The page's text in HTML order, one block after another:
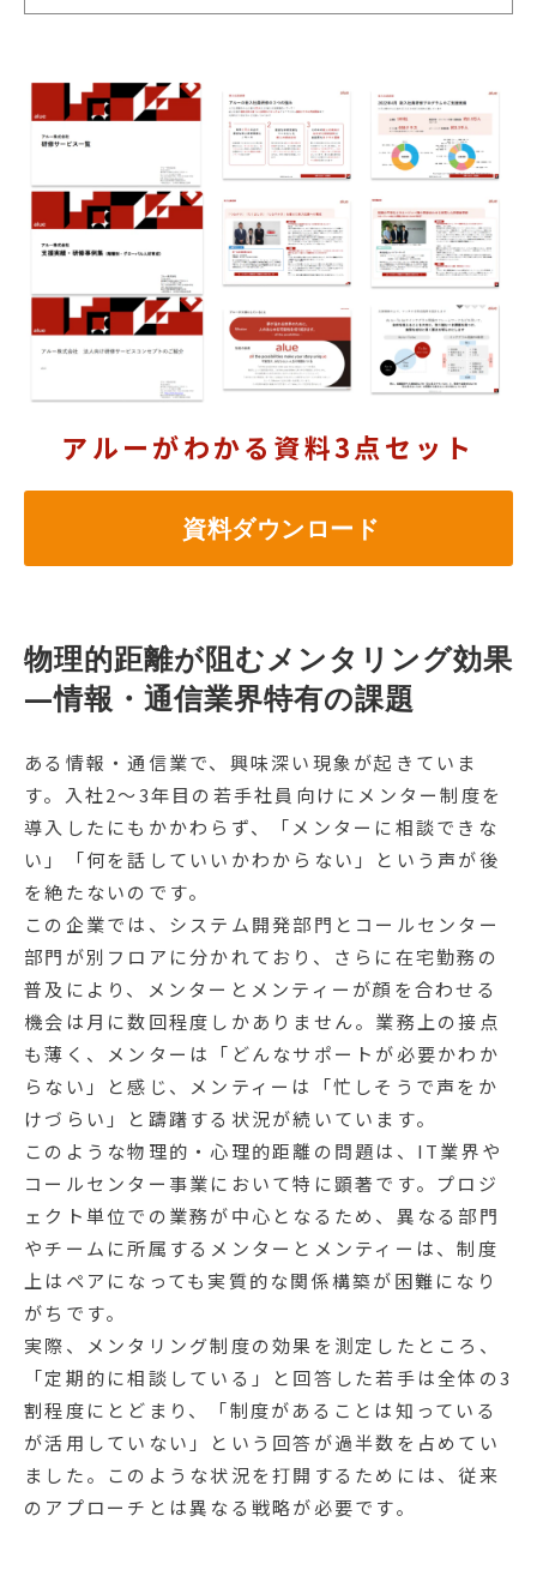
アルーがわかる資料3点セット
資料ダウンロード
物理的距離が阻むメンタリング効果
—情報・通信業界特有の課題
ある情報・通信業で、興味深い現象が起きていま
す。入社2〜3年目の若手社員向けにメンター制度を
導入したにもかかわらず、「メンターに相談できな
い」「何を話していいかわからない」という声が後
を絶たないのです。
この企業では、システム開発部門とコールセンター
部門が別フロアに分かれており、さらに在宅勤務の
普及により、メンターとメンティーが顔を合わせる
機会は月に数回程度しかありません。業務上の接点
も薄く、メンターは「どんなサポートが必要かわか
らない」と感じ、メンティーは「忙しそうで声をか
けづらい」と躊躇する状況が続いています。
このような物理的・心理的距離の問題は、IT業界や
コールセンター事業において特に顕著です。プロジ
ェクト単位での業務が中心となるため、異なる部門
やチームに所属するメンターとメンティーは、制度
上はペアになっても実質的な関係構築が困難になり
がちです。
実際、メンタリング制度の効果を測定したところ、
「定期的に相談している」と回答した若手は全体の3
割程度にとどまり、「制度があることは知っている
が活用していない」という回答が過半数を占めてい
ました。このような状況を打開するためには、従来
のアプローチとは異なる戦略が必要です。